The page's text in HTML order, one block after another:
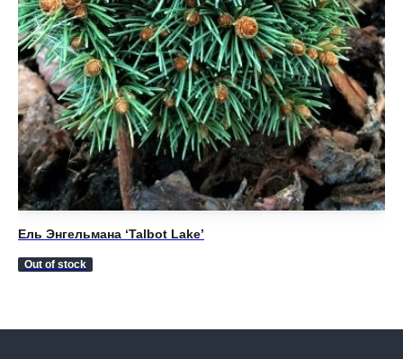
Ель Энгельмана ‘Talbot Lake’
Out of stock